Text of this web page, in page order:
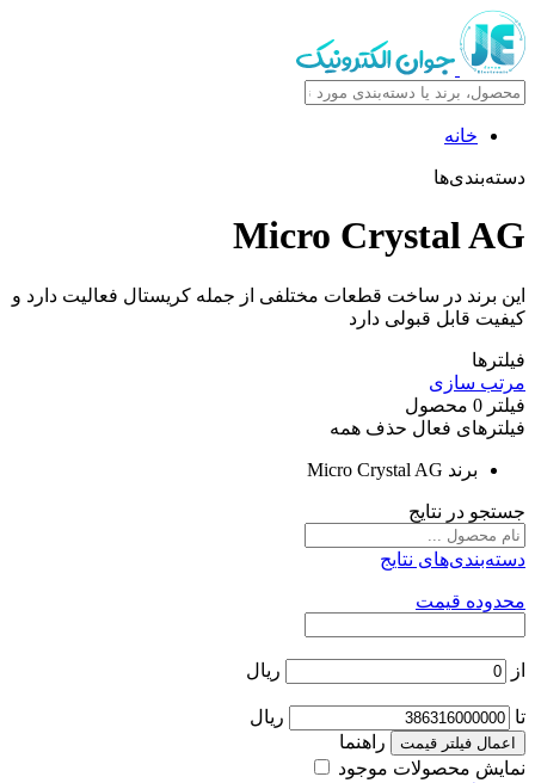
خانه
دسته‌بندی‌ها
Micro Crystal AG
این برند در ساخت قطعات مختلفی از جمله کریستال فعالیت دارد و
کیفیت قابل قبولی دارد
فیلترها
مرتب سازی
فیلتر 0 محصول
فیلترهای فعال حذف همه
برند Micro Crystal AG
جستجو در نتایج
دسته‌بندی‌های نتایج
محدوده قیمت
از ریال
تا ریال
اعمال فیلتر قیمت
راهنما
نمایش محصولات موجود